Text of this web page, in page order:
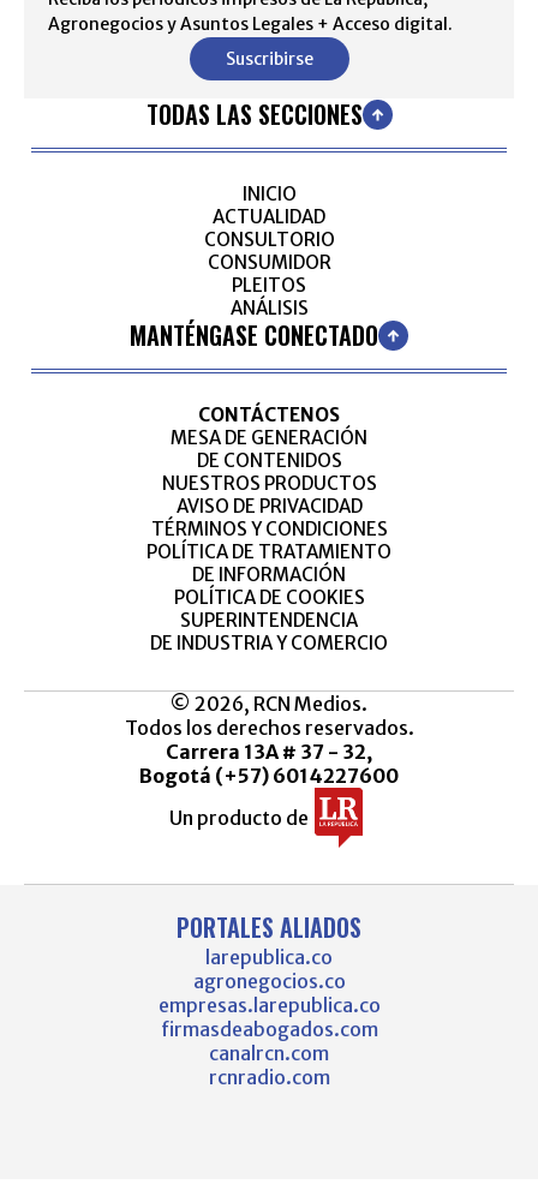
Agronegocios y Asuntos Legales + Acceso digital.
Suscribirse
TODAS LAS SECCIONES
INICIO
ACTUALIDAD
CONSULTORIO
CONSUMIDOR
PLEITOS
ANÁLISIS
MANTÉNGASE CONECTADO
CONTÁCTENOS
MESA DE GENERACIÓN
DE CONTENIDOS
NUESTROS PRODUCTOS
AVISO DE PRIVACIDAD
TÉRMINOS Y CONDICIONES
POLÍTICA DE TRATAMIENTO
DE INFORMACIÓN
POLÍTICA DE COOKIES
SUPERINTENDENCIA
DE INDUSTRIA Y COMERCIO
© 2026, RCN Medios.
Todos los derechos reservados.
Carrera 13A # 37 - 32,
Bogotá (+57) 6014227600
Un producto de
PORTALES ALIADOS
larepublica.co
agronegocios.co
empresas.larepublica.co
firmasdeabogados.com
canalrcn.com
rcnradio.com